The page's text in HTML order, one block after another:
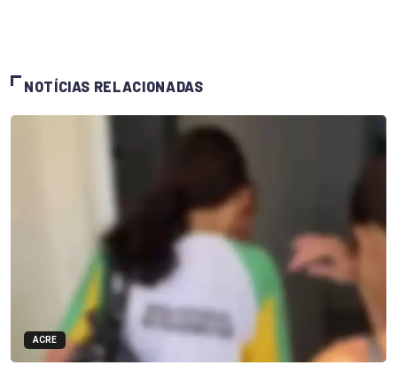
NOTÍCIAS RELACIONADAS
ACRE